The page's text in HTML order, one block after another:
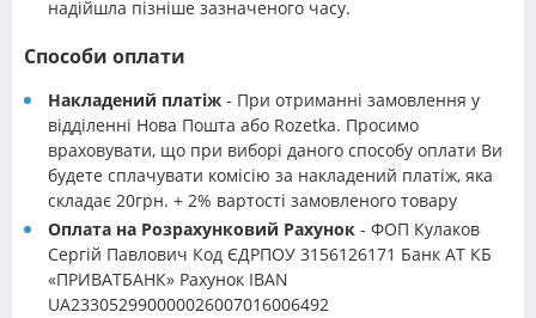
надійшла пізніше зазначеного часу.
Способи оплати
Накладений платіж - При отриманні замовлення у
відділенні Нова Пошта або Rozetka. Просимо
враховувати, що при виборі даного способу оплати Ви
будете сплачувати комісію за накладений платіж, яка
складає 20грн. + 2% вартості замовленого товару
Оплата на Розрахунковий Рахунок - ФОП Кулаков
Сергій Павлович Код ЄДРПОУ 3156126171 Банк АТ КБ
«ПРИВАТБАНК» Рахунок IBAN
UA233052990000026007016006492